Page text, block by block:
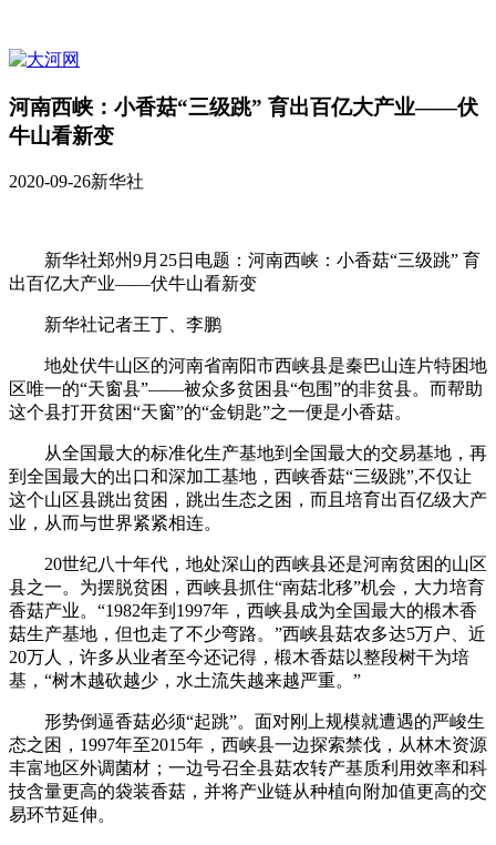
河南西峡：小香菇“三级跳” 育出百亿大产业——伏
牛山看新变
2020-09-26新华社
新华社郑州9月25日电题：河南西峡：小香菇“三级跳” 育
出百亿大产业——伏牛山看新变
新华社记者王丁、李鹏
地处伏牛山区的河南省南阳市西峡县是秦巴山连片特困地
区唯一的“天窗县”——被众多贫困县“包围”的非贫县。而帮助
这个县打开贫困“天窗”的“金钥匙”之一便是小香菇。
从全国最大的标准化生产基地到全国最大的交易基地，再
到全国最大的出口和深加工基地，西峡香菇“三级跳”,不仅让
这个山区县跳出贫困，跳出生态之困，而且培育出百亿级大产
业，从而与世界紧紧相连。
20世纪八十年代，地处深山的西峡县还是河南贫困的山区
县之一。为摆脱贫困，西峡县抓住“南菇北移”机会，大力培育
香菇产业。“1982年到1997年，西峡县成为全国最大的椴木香
菇生产基地，但也走了不少弯路。”西峡县菇农多达5万户、近
20万人，许多从业者至今还记得，椴木香菇以整段树干为培
基，“树木越砍越少，水土流失越来越严重。”
形势倒逼香菇必须“起跳”。面对刚上规模就遭遇的严峻生
态之困，1997年至2015年，西峡县一边探索禁伐，从林木资源
丰富地区外调菌材；一边号召全县菇农转产基质利用效率和科
技含量更高的袋装香菇，并将产业链从种植向附加值更高的交
易环节延伸。